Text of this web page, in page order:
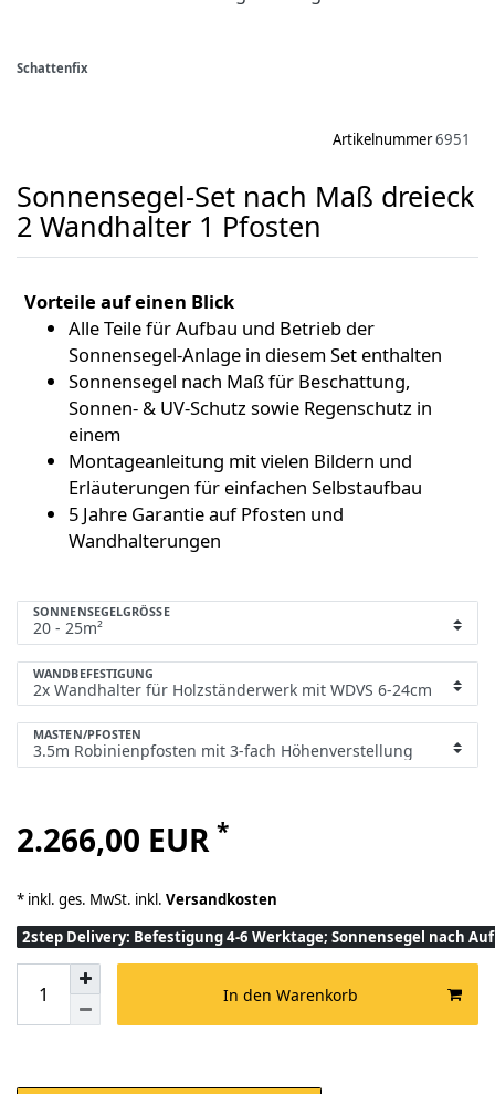
Schattenfix
Artikelnummer6951
Sonnensegel-Set nach Maß dreieck
2 Wandhalter 1 Pfosten
Vorteile auf einen Blick
Alle Teile für Aufbau und Betrieb der
Sonnensegel-Anlage in diesem Set enthalten
Sonnensegel nach Maß für Beschattung,
Sonnen- & UV-Schutz sowie Regenschutz in
einem
Montageanleitung mit vielen Bildern und
Erläuterungen für einfachen Selbstaufbau
5 Jahre Garantie auf Pfosten und
Wandhalterungen
SONNENSEGELGRÖSSE
WANDBEFESTIGUNG
MASTEN/PFOSTEN
2.266,00 EUR *
* inkl. ges. MwSt. inkl. Versandkosten
2step Delivery: Befestigung 4-6 Werktage; Sonnensegel nach
In den Warenkorb